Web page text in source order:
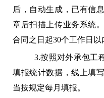
后，自动生成，已有信
章后扫描上传业务系统
合同之日起30个工作日以
3.按照对外承包工
填报统计数据，线上填
当按规定每月填报。